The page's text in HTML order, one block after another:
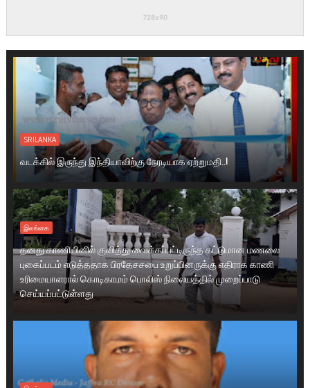
SRILANKA
வடக்கில் இருந்து இந்தியாவிற்கு நேரடியாக ஏற்றுமதி..!
இலங்கை
தனது காணியினில் குவித்து வைக்கப்பட்டிருந்த கட்டுமான மணலை
புகைப்படம் எடுத்ததாக பிரதேசசபை உறுப்பினருக்கு எதிராக காணி
உரிமையாளரால் கொடிகாமம் பொலிஸ் நிலையத்தில் முறைப்பாடு
செய்யப்பட்டுள்ளது